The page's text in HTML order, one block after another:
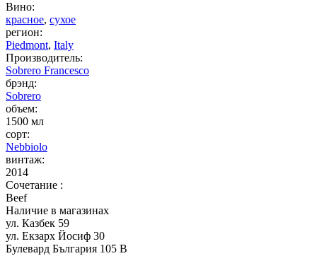
Вино:
красное, сухое
регион:
Piedmont, Italy
Производитель:
Sobrero Francesco
брэнд:
Sobrero
объем:
1500 мл
сорт:
Nebbiolo
винтаж:
2014
Сочетание :
Beef
Наличие в магазинах
ул. Казбек 59
ул. Екзарх Йосиф 30
Булевард България 105 В